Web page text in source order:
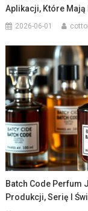
Aplikacji, Które
2026-06-01
Batch Code Perfum
Produkcji, Serię I